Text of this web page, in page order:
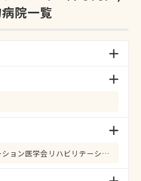
院一覧
日本リハビリテーション医学会リハビリテーション科専門医